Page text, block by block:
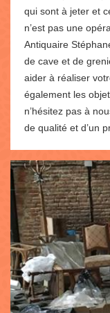
qui sont à jeter et
n’est pas une
Antiquaire
de cave et de
aider à réaliser
également les
n’hésitez pas à
de qualité et d’un